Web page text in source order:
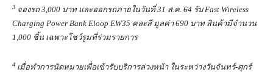
3 จองรถ 3,000 บาท และออกรถภายในวันที่ 31 ส.ค. 64 รับ Fast Wireless
Charging Power Bank Eloop EW35 คละสี มูลค่า 690 บาท สินค้ามีจำนวน
1,000 ชิ้น เฉพาะโชว์รูมที่ร่วมรายการ
4 เมื่อทำการนัดหมายเพื่อเข้ารับบริการล่วงหน้า ในระหว่างวันจันทร์-ศุกร์